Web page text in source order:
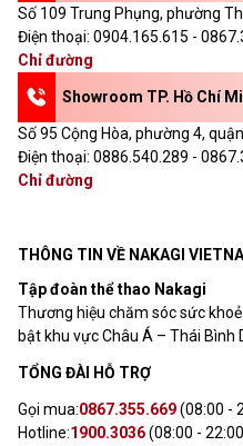
Số 109 Trung Phụng, phường
Điện thoại: 0904.165.615 -
Chỉ đường
Showroom TP. Hồ Chí
Số 95 Cộng Hòa, phường 4,
Điện thoại: 0886.540.289 -
Chỉ đường
THÔNG TIN VỀ NAKAGI
Tập đoàn thể thao Nakagi
Thương hiệu chăm sóc sức
bật khu vực Châu Á – Thái Bình
TỔNG ĐÀI HỖ TRỢ
Gọi mua:0867.355.669(08:00 -
Hotline:1900.3036(08:00 -